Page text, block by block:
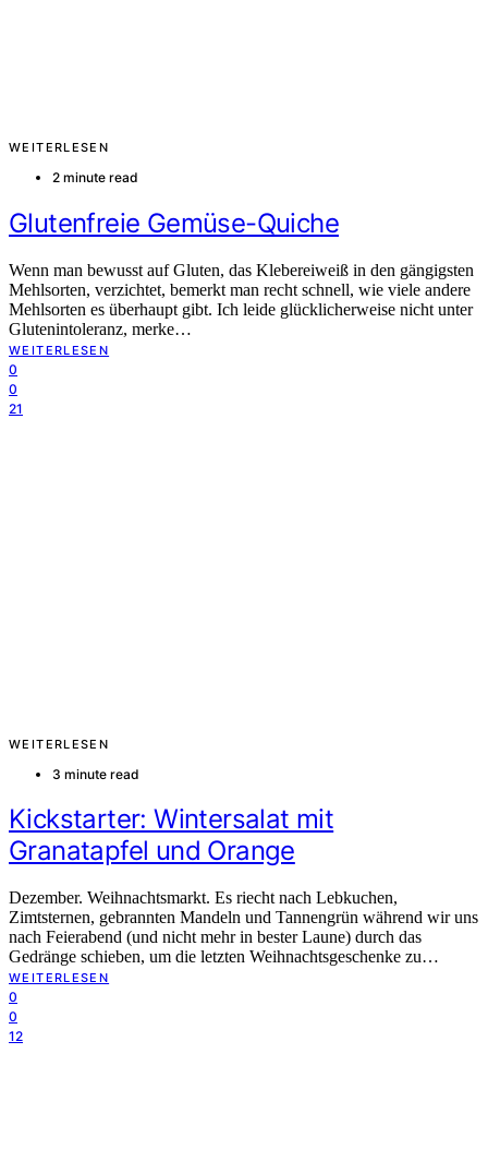
WEITERLESEN
2 minute read
Glutenfreie Gemüse-Quiche
Wenn man bewusst auf Gluten, das Klebereiweiß in den gängigsten
Mehlsorten, verzichtet, bemerkt man recht schnell, wie viele andere
Mehlsorten es überhaupt gibt. Ich leide glücklicherweise nicht unter
Glutenintoleranz, merke…
WEITERLESEN
0
0
21
WEITERLESEN
3 minute read
Kickstarter: Wintersalat mit
Granatapfel und Orange
Dezember. Weihnachtsmarkt. Es riecht nach Lebkuchen,
Zimtsternen, gebrannten Mandeln und Tannengrün während wir uns
nach Feierabend (und nicht mehr in bester Laune) durch das
Gedränge schieben, um die letzten Weihnachtsgeschenke zu…
WEITERLESEN
0
0
12